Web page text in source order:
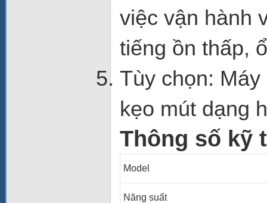
việc vận hành
tiếng ồn thấp,
Tùy chọn:
kẹo mút dạng
Thông số kỹ
Model
Năng suất